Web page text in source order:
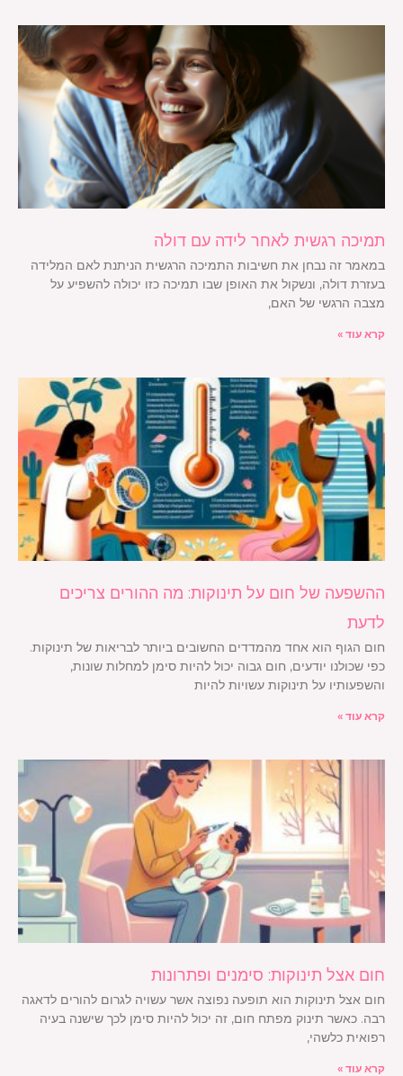
תמיכה רגשית לאחר לידה עם דולה
במאמר זה נבחן את חשיבות התמיכה הרגשית הניתנת לאם המלידה
בעזרת דולה, ונשקול את האופן שבו תמיכה כזו יכולה להשפיע על
מצבה הרגשי של האם,
קרא עוד »
ההשפעה של חום על תינוקות: מה ההורים צריכים
לדעת
חום הגוף הוא אחד מהמדדים החשובים ביותר לבריאות של תינוקות.
כפי שכולנו יודעים, חום גבוה יכול להיות סימן למחלות שונות,
והשפעותיו על תינוקות עשויות להיות
קרא עוד »
חום אצל תינוקות: סימנים ופתרונות
חום אצל תינוקות הוא תופעה נפוצה אשר עשויה לגרום להורים לדאגה
רבה. כאשר תינוק מפתח חום, זה יכול להיות סימן לכך שישנה בעיה
רפואית כלשהי,
קרא עוד »